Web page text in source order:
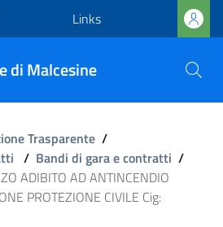
Links
di Malcesine
Trasparente /
/ Bandi di gara e contratti /
ADIBITO AD ANTINCENDIO
PROTEZIONE CIVILE Cig: